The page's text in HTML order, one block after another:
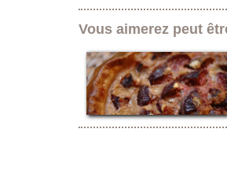
Vous aimerez peut